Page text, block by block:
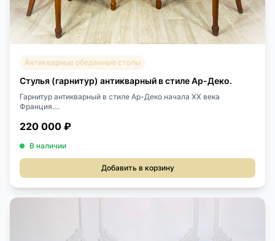
Антикварные обеденные столы
Стулья (гарнитур) антикварный в стиле Ар-Деко.
Гарнитур антикварный в стиле Ар-Деко начала XX века
Франция....
220 000 ₽
В наличии
Добавить в корзину